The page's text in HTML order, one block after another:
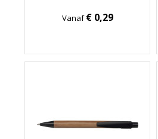
Vanaf€ 0,29